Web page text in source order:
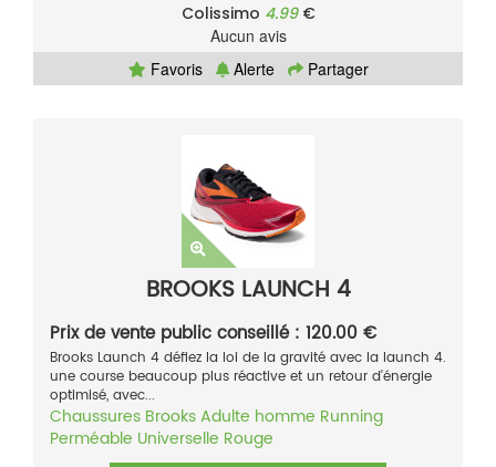
Colissimo 4.99€
Aucun avis
Favoris
Alerte Partager
BROOKS LAUNCH 4
Prix de vente public conseillé : 120.00 €
Brooks Launch 4 défiez la loi de la gravité avec la launch 4.
une course beaucoup plus réactive et un retour d'énergie
optimisé, avec...
Chaussures BrooksAdulte homme Running
Perméable Universelle Rouge